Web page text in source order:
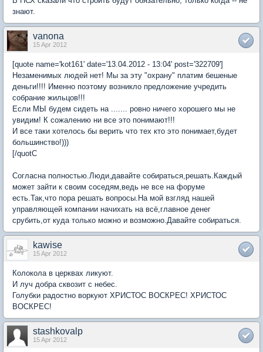
знают.
vanona
15 Apr 2012
[quote name='kot161' date='13.04.2012 - 13:04' post='322709']
Незаменимых людей нет! Мы за эту "охрану" платим бешеные
деньги!!!! Именно поэтому возникло предложение учредить
собрание жильцов!!!
Если МЫ будем сидеть на ....... ровно ничего хорошего мы не
увидим! К сожалению ни все это понимают!!!
И все таки хотелось бы верить что тех кто это понимает,будет
большинство!)))
[/quotС
Согласна полностью.Люди,давайте собираться,решать.Каждый
может зайти к своим соседям,ведь не все на форуме
есть.Так,что пора решать вопросы.На мой взгляд нашей
управляющей компании начихать на всё,главное денег
срубить,от куда только можно и возможно.Давайте собираться.
kawise
15 Apr 2012
Колокола в церквах ликуют.
И луч добра сквозит с небес.
Голубки радостно воркуют ХРИСТОС ВОСКРЕС! ХРИСТОС
ВОСКРЕС!
stashkovalp
15 Apr 2012